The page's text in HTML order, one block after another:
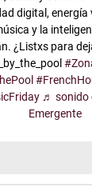
digital,
y la
¿Listxs para
♬ sonido
Emergente